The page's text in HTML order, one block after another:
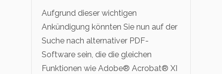
Aufgrund dieser wichtigen
Ankündigung könnten Sie nun auf der
Suche nach alternativer PDF-
Software sein, die die gleichen
Funktionen wie Adobe® Acrobat® XI